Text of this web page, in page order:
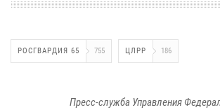
РОСГВАРДИЯ 65 755 ЦЛРР 186
Пресс-служба Управления